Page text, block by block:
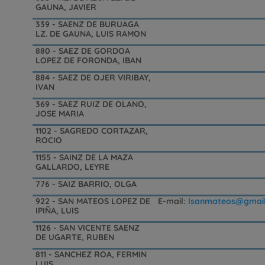
GAUNA, JAVIER
339 - SAENZ DE BURUAGA
LZ. DE GAUNA, LUIS RAMON
880 - SAEZ DE GORDOA
LOPEZ DE FORONDA, IBAN
884 - SAEZ DE OJER VIRIBAY,
IVAN
369 - SAEZ RUIZ DE OLANO,
JOSE MARIA
1102 - SAGREDO CORTAZAR,
ROCIO
1155 - SAINZ DE LA MAZA
GALLARDO, LEYRE
776 - SAIZ BARRIO, OLGA
922 - SAN MATEOS LOPEZ DE
IPIÑA, LUIS
E-mail:
1126 - SAN VICENTE SAENZ
DE UGARTE, RUBEN
811 - SANCHEZ ROA, FERMIN